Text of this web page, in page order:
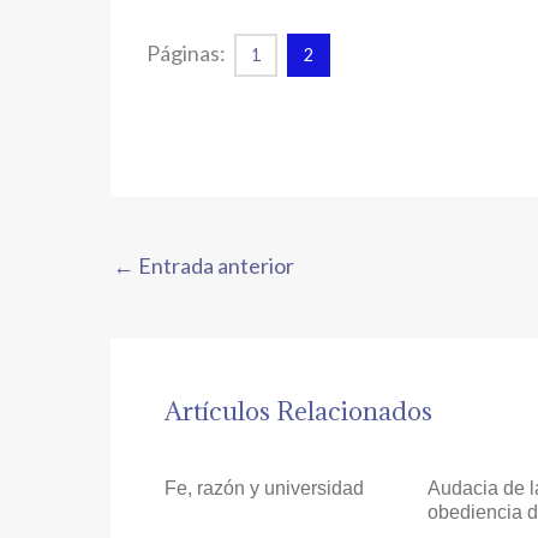
Páginas: 1 2
← Entrada anterior
Artículos Relacionados
Fe, razón y universidad
Audacia de
obediencia